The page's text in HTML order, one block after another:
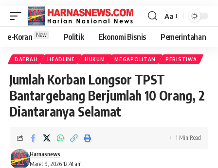
Aa
e-Koran New Politik Ekonomi Bisnis Pemerintahan
DAERAH HEADLINE HUKUM MEGAPOLITAN PERISTIWA
Jumlah Korban Longsor TPST
Bantargebang Berjumlah 10 Orang, 2
Diantaranya Selamat
Maret 9, 2026 12:41 am
Harnasnews
1 Min Read